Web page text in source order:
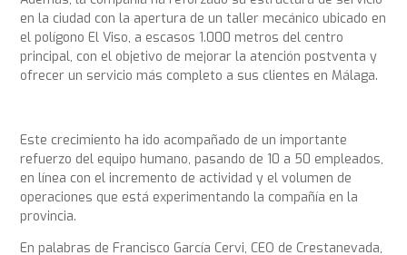
en la ciudad con la apertura de un taller mecánico ubicado en
el polígono El Viso, a escasos 1.000 metros del centro
principal, con el objetivo de mejorar la atención postventa y
ofrecer un servicio más completo a sus clientes en Málaga.
Este crecimiento ha ido acompañado de un importante
refuerzo del equipo humano, pasando de 10 a 50 empleados,
en línea con el incremento de actividad y el volumen de
operaciones que está experimentando la compañía en la
provincia.
En palabras de Francisco García Cervi, CEO de Crestanevada,